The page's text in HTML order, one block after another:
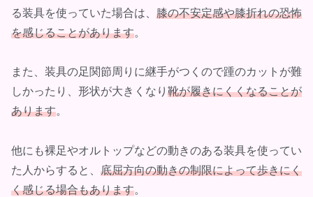
る装具を使っていた場合は、 膝の不安定感や膝折れの恐怖
を感じることがあります。
また、装具の足関節周りに継手がつくので踵のカットが難
しかったり、形状が大きくなり 靴が履きにくくなることが
あります。
他にも裸足やオルトップなどの動きのある装具を使ってい
た人からすると、 底屈方向の動きの制限によって歩きにく
く感じる場合もあります。